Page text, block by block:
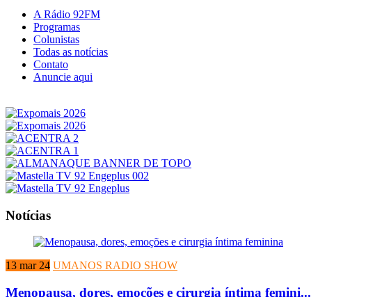
A Rádio 92FM
Programas
Colunistas
Todas as notícias
Contato
Anuncie aqui
Notícias
13 mar 24 UMANOS RADIO SHOW
Menopausa, dores, emoções e cirurgia íntima femini...